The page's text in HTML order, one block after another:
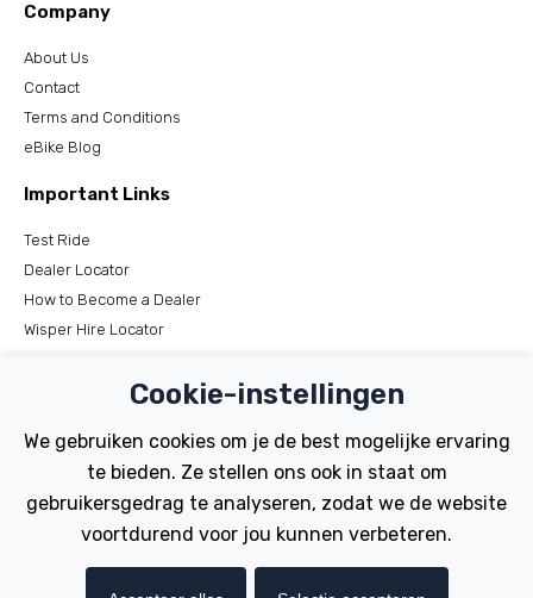
Company
About Us
Contact
Terms and Conditions
eBike Blog
Important Links
Test Ride
Dealer Locator
How to Become a Dealer
Wisper Hire Locator
FAQs
Tutorials
Cookie-instellingen
We gebruiken cookies om je de best mogelijke ervaring
te bieden. Ze stellen ons ook in staat om
gebruikersgedrag te analyseren, zodat we de website
voortdurend voor jou kunnen verbeteren.